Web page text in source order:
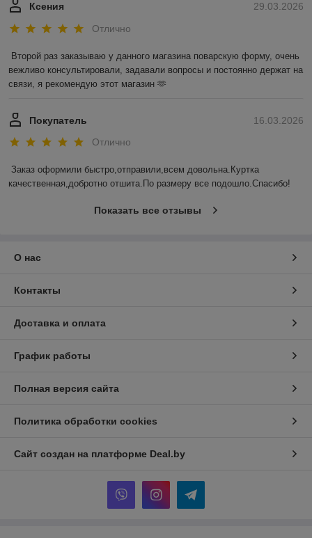
29.03.2026
Ксения
Отлично
Второй раз заказываю у данного магазина поварскую форму, очень
вежливо консультировали, задавали вопросы и постоянно держат на
связи, я рекомендую этот магазин 🫶
16.03.2026
Покупатель
Отлично
Заказ оформили быстро,отправили,всем довольна.Куртка
качественная,добротно отшита.По размеру все подошло.Спасибо!
Показать все отзывы
О нас
Контакты
Доставка и оплата
График работы
Полная версия сайта
Политика обработки cookies
Сайт создан на платформе Deal.by